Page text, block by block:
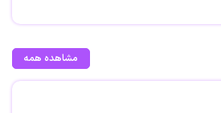
مشاهده همه